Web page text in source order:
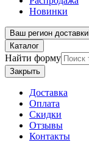
Новинки
Ваш регион доставки
Каталог
Найти форму
Закрыть
Доставка
Оплата
Скидки
Отзывы
Контакты